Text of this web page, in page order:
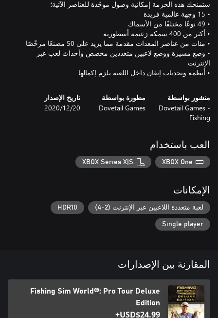
• وضع مسيرة ووضع لاعبين متعددين مخصص وأحداث لعب عبر
• أنظمة وتحديات إتقان داخل اللعبة يلزم إكمالها
منشور بواسطة
Dovetail Games -
Fishing
مطورة بواسطة
Dovetail Games
تاريخ الإصدار
20‏/12‏/2020
العب باستخدام
XBOX One
XBOX Series X|S
الإمكانات
لعبة متعددة اللاعبين عبر الإنترنت (2-4) HDR10
Single player
المقارنة بين الإصدارات
Fishing Sim World®: Pro Tour Deluxe
Edition
USD$24.99+